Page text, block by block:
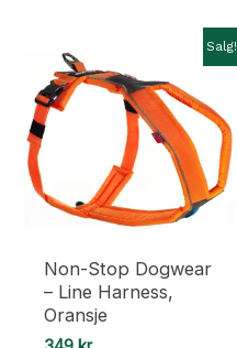
Salg!
Non-Stop Dogwear
– Line Harness,
Oransje